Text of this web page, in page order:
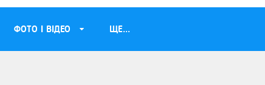
ФОТО І ВІДЕО ЩЕ...